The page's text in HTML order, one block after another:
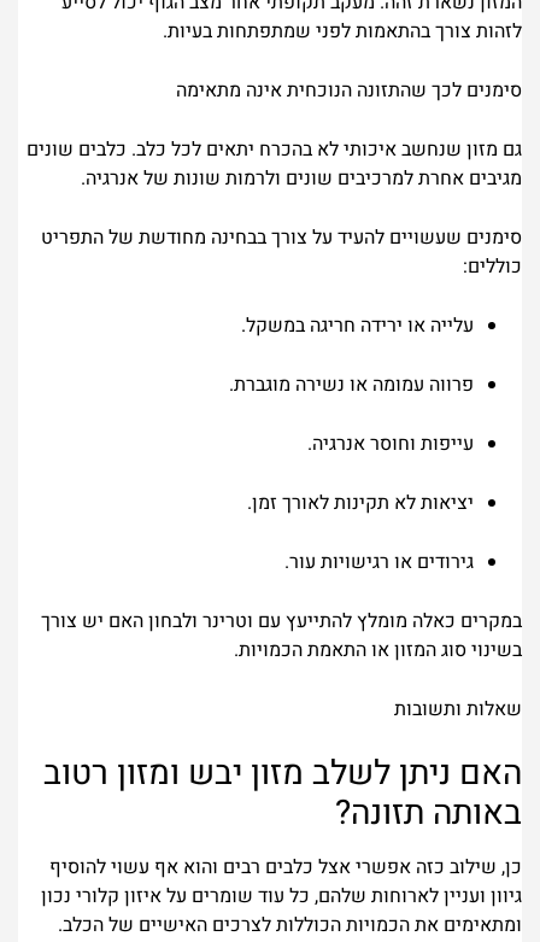
לזהות צורך בהתאמות לפני שמתפתחות בעיות.
סימנים לכך שהתזונה הנוכחית אינה מתאימה
גם מזון שנחשב איכותי לא בהכרח יתאים לכל כלב. כלבים שונים
מגיבים אחרת למרכיבים שונים ולרמות שונות של אנרגיה.
סימנים שעשויים להעיד על צורך בבחינה מחודשת של התפריט
כוללים:
עלייה או ירידה חריגה במשקל.
פרווה עמומה או נשירה מוגברת.
עייפות וחוסר אנרגיה.
יציאות לא תקינות לאורך זמן.
גירודים או רגישויות עור.
במקרים כאלה מומלץ להתייעץ עם וטרינר ולבחון האם יש צורך
בשינוי סוג המזון או התאמת הכמויות.
שאלות ותשובות
האם ניתן לשלב מזון יבש ומזון רטוב
באותה תזונה?
כן, שילוב כזה אפשרי אצל כלבים רבים והוא אף עשוי להוסיף
גיוון ועניין לארוחות שלהם, כל עוד שומרים על איזון קלורי נכון
ומתאימים את הכמויות הכוללות לצרכים האישיים של הכלב.